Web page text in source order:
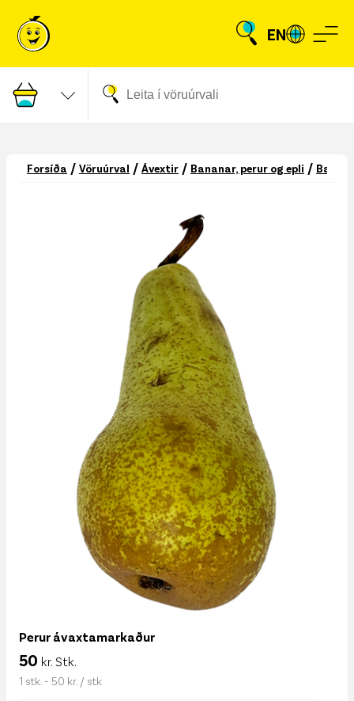
EN
Forsíða / Vöruúrval / Ávextir / Bananar, perur og epli /
Perur ávaxtamarkaður
50 kr. Stk.
1 stk. - 50 kr. / stk